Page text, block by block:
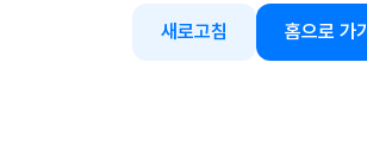
새로고침 홈으로 가기